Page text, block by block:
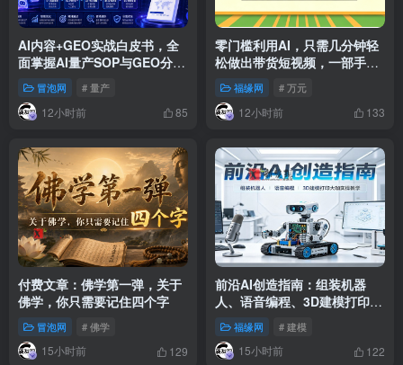
AI内容+GEO实战白皮书，全
面掌握AI量产SOP与GEO分发
机制【文档】
冒泡网 # 量产
12小时前 85
零门槛利用AI，只需几分钟轻
松做出带货短视频，一部手机
批量做出精品视频，月入万元
福缘网 # 万元
12小时前 133
付费文章：佛学第一弹，关于
佛学，你只需要记住四个字
冒泡网 # 佛学
15小时前 129
前沿AI创造指南：组装机器
人、语音编程、3D建模打印大
福缘网 # 建模
15小时前 122